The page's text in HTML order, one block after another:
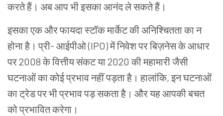
करते हैं। अब आप भी इसका आनंद ले सकते हैं।
इसका एक और फायदा स्टॉक मार्केट की अनिश्चितता का न
होना है। प्री- आईपीओ (IPO) में निवेश पर बिज़नेस के आधार
पर 2008 के वित्तीय संकट या 2020 की महामारी जैसी
घटनाओं का कोई प्रभाव नहीं पड़ता है। हालांकि, इन घटनाओं
का ट्रेड पर भी प्रभाव पड़ सकता है। और यह आपकी बचत
को प्रभावित करेगा।